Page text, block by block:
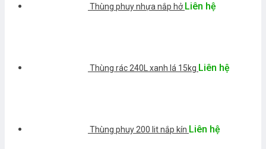
Thùng phuy nhựa nắp hở Liên hệ
Thùng rác 240L xanh lá 15kg Liên hệ
Thùng phuy 200 lit nắp kín Liên hệ